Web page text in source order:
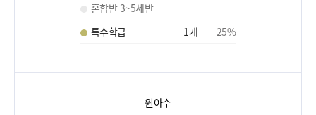
혼합반 3~5세반
-
-
특수학급
1개 25%
원아수